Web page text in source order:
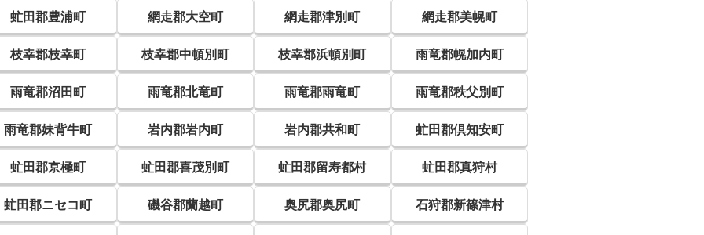
虻田郡豊浦町 網走郡大空町 網走郡津別町 網走郡美幌町
枝幸郡枝幸町 枝幸郡中頓別町 枝幸郡浜頓別町 雨竜郡幌加内町
雨竜郡沼田町 雨竜郡北竜町 雨竜郡雨竜町 雨竜郡秩父別町
雨竜郡妹背牛町 岩内郡岩内町 岩内郡共和町 虻田郡倶知安町
虻田郡京極町 虻田郡喜茂別町 虻田郡留寿都村 虻田郡真狩村
虻田郡ニセコ町 磯谷郡蘭越町 奥尻郡奥尻町 石狩郡新篠津村